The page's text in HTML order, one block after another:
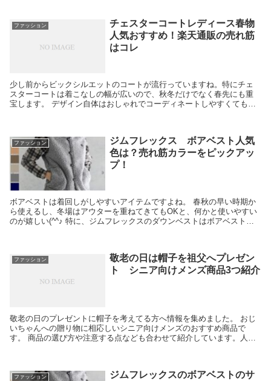
ファッション
チェスターコートレディース春物
人気おすすめ！楽天通販の売れ筋
はコレ
少し前からビックシルエットのコートが流行っていますね。特にチェ
スターコートは着こなしの幅が広いので、秋冬だけでなく春先にも重
宝します。 デザイン自体はおしゃれでコーディネートしやすくても、
ファッション
ジムフレックス ボアベスト人気
色は？売れ筋カラーをピックアッ
プ！
ボアベストは着回しがしやすいアイテムですよね。 春秋の早い時期か
ら使えるし、冬場はアウターを重ねてきてもOKと、何かと使いやすい
のが嬉しい(^^♪ 特に、ジムフレックスのダウンベストはボアベストで
ファッション
敬老の日は帽子を祖父へプレゼン
ト シニア向けメンズ商品3つ紹介
敬老の日のプレゼントに帽子を考えてる方へ情報を集めました。 おじ
いちゃんへの贈り物に相応しいシニア向けメンズのおすすめ商品で
す。 商品の選び方や注意する点なども合わせて紹介しています。人気
ファッション
ジムフレックスのボアベストのサ